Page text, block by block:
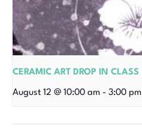
CERAMIC ART DROP IN CLASS
August 12 @ 10:00 am - 3:00 pm